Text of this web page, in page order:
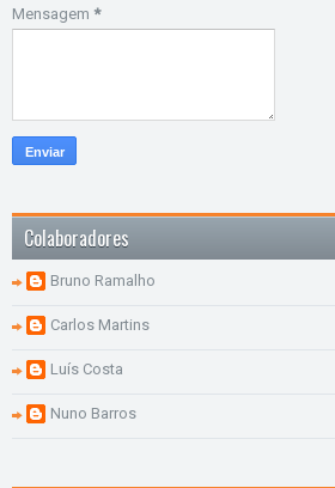
Mensagem *
Colaboradores
Bruno Ramalho
Carlos Martins
Luís Costa
Nuno Barros